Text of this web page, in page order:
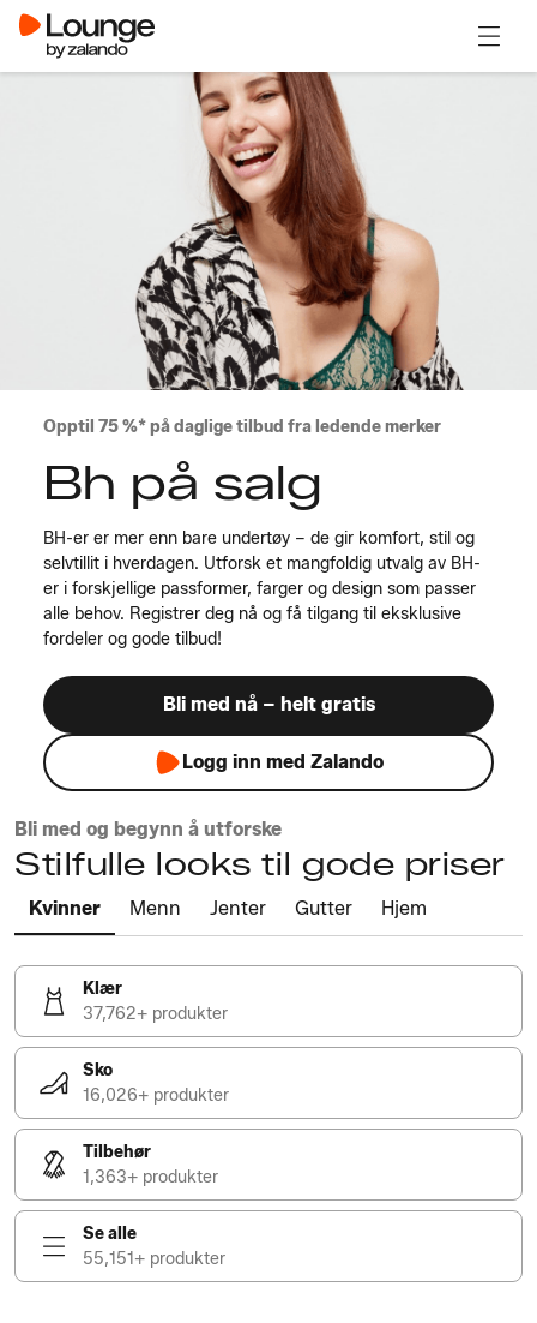
Opptil 75 %* på daglige tilbud fra ledende merker
Bh på salg
BH-er er mer enn bare undertøy – de gir komfort, stil og
selvtillit i hverdagen. Utforsk et mangfoldig utvalg av BH-
er i forskjellige passformer, farger og design som passer
alle behov. Registrer deg nå og få tilgang til eksklusive
fordeler og gode tilbud!
Bli med nå – helt gratis
Logg inn med Zalando
Bli med og begynn å utforske
Stilfulle looks til gode priser
Kvinner Menn Jenter Gutter Hjem
Klær
37,762+ produkter
Sko
16,026+ produkter
Tilbehør
1,363+ produkter
Se alle
55,151+ produkter